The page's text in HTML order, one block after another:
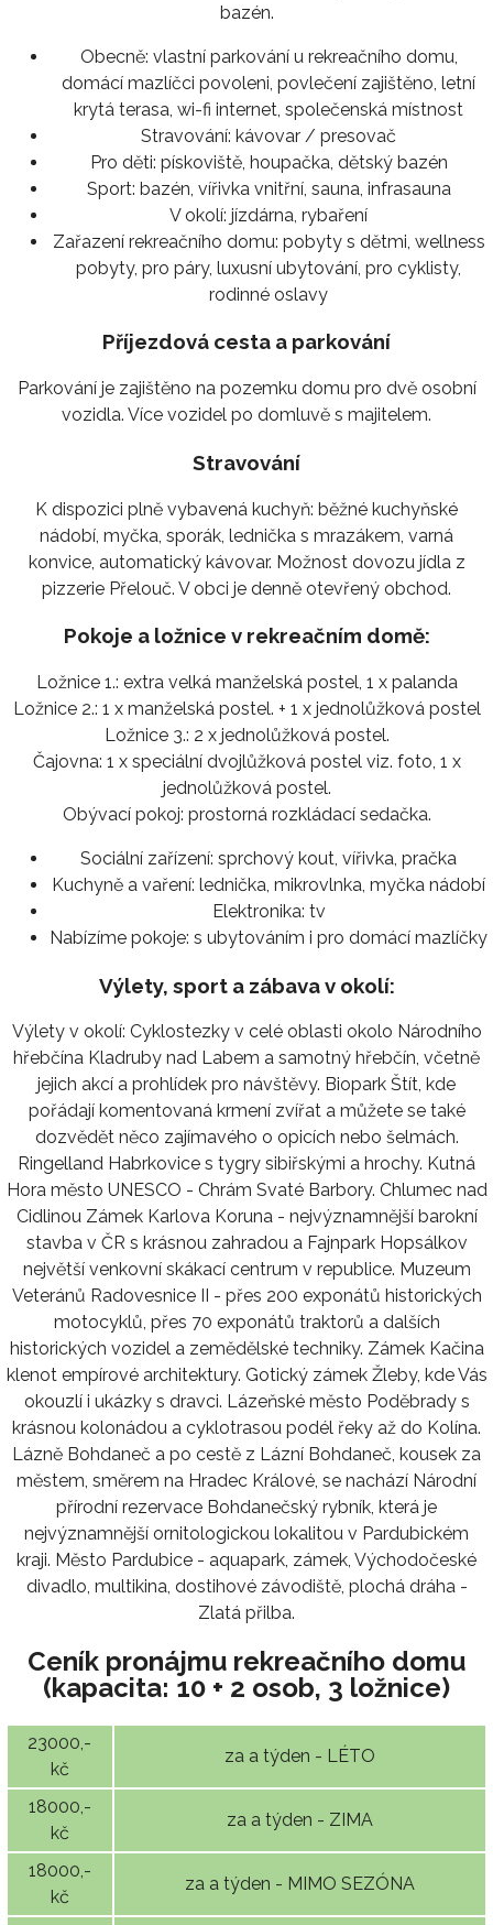
bazén.
Obecně: vlastní parkování u rekreačního domu,
domácí mazlíčci povoleni, povlečení zajištěno, letní
krytá terasa, wi-fi internet, společenská místnost
Stravování: kávovar / presovač
Pro děti: pískoviště, houpačka, dětský bazén
Sport: bazén, vířivka vnitřní, sauna, infrasauna
V okolí: jízdárna, rybaření
Zařazení rekreačního domu: pobyty s dětmi, wellness
pobyty, pro páry, luxusní ubytování, pro cyklisty,
rodinné oslavy
Příjezdová cesta a parkování
Parkování je zajištěno na pozemku domu pro dvě osobní
vozidla. Více vozidel po domluvě s majitelem.
Stravování
K dispozici plně vybavená kuchyň: běžné kuchyňské
nádobí, myčka, sporák, lednička s mrazákem, varná
konvice, automatický kávovar. Možnost dovozu jídla z
pizzerie Přelouč. V obci je denně otevřený obchod.
Pokoje a ložnice v rekreačním domě:
Ložnice 1.: extra velká manželská postel, 1 x palanda
Ložnice 2.: 1 x manželská postel. + 1 x jednolůžková postel
Ložnice 3.: 2 x jednolůžková postel.
Čajovna: 1 x speciální dvojlůžková postel viz. foto, 1 x
jednolůžková postel.
Obývací pokoj: prostorná rozkládací sedačka.
Sociální zařízení: sprchový kout, vířivka, pračka
Kuchyně a vaření: lednička, mikrovlnka, myčka nádobí
Elektronika: tv
Nabízíme pokoje: s ubytováním i pro domácí mazlíčky
Výlety, sport a zábava v okolí:
Výlety v okolí: Cyklostezky v celé oblasti okolo Národního
hřebčína Kladruby nad Labem a samotný hřebčín, včetně
jejich akcí a prohlídek pro návštěvy. Biopark Štít, kde
pořádají komentovaná krmení zvířat a můžete se také
dozvědět něco zajímavého o opicích nebo šelmách.
Ringelland Habrkovice s tygry sibiřskými a hrochy. Kutná
Hora město UNESCO - Chrám Svaté Barbory. Chlumec nad
Cidlinou Zámek Karlova Koruna - nejvýznamnější barokní
stavba v ČR s krásnou zahradou a Fajnpark Hopsálkov
největší venkovní skákací centrum v republice. Muzeum
Veteránů Radovesnice II - přes 200 exponátů historických
motocyklů, přes 70 exponátů traktorů a dalších
historických vozidel a zemědělské techniky. Zámek Kačina
klenot empírové architektury. Gotický zámek Žleby, kde Vás
okouzlí i ukázky s dravci. Lázeňské město Poděbrady s
krásnou kolonádou a cyklotrasou podél řeky až do Kolína.
Lázně Bohdaneč a po cestě z Lázní Bohdaneč, kousek za
městem, směrem na Hradec Králové, se nachází Národní
přírodní rezervace Bohdanečský rybník, která je
nejvýznamnější ornitologickou lokalitou v Pardubickém
kraji. Město Pardubice - aquapark, zámek, Východočeské
divadlo, multikina, dostihové závodiště, plochá dráha -
Zlatá přilba.
Ceník pronájmu rekreačního domu
(kapacita: 10 + 2 osob, 3 ložnice)
23000,-
kč
za a týden - LÉTO
18000,-
kč
za a týden - ZIMA
18000,-
kč
za a týden - MIMO SEZÓNA